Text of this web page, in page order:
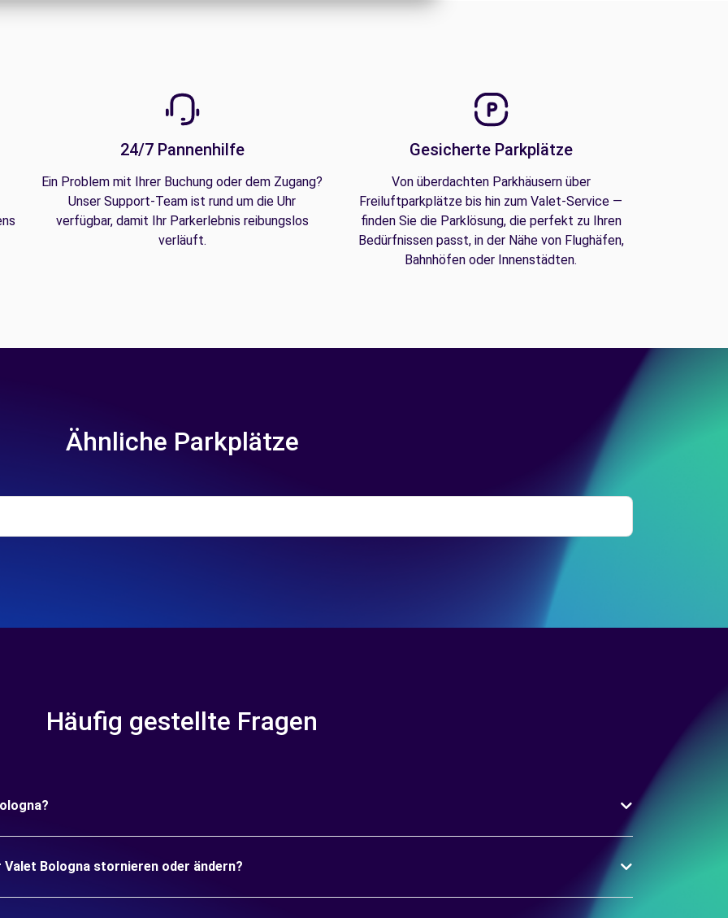
24/7 Pannenhilfe
Ein Problem mit Ihrer Buchung oder dem Zugang?
Unser Support-Team ist rund um die Uhr
verfügbar, damit Ihr Parkerlebnis reibungslos
verläuft.
Gesicherte Parkplätze
Von überdachten Parkhäusern über
Freiluftparkplätze bis hin zum Valet-Service —
finden Sie die Parklösung, die perfekt zu Ihren
Bedürfnissen passt, in der Nähe von Flughäfen,
Bahnhöfen oder Innenstädten.
Ähnliche Parkplätze
Häufig gestellte Fragen
Bologna stornieren oder ändern?